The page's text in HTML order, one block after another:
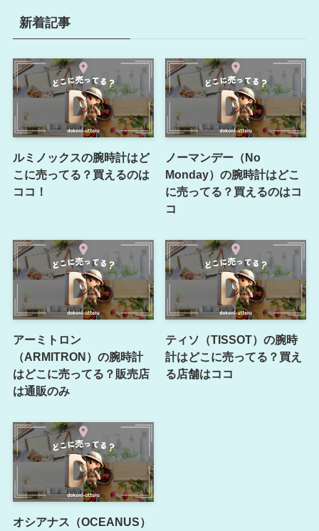
新着記事
ルミノックスの腕時計はど
こに売ってる？買えるのは
ココ！
ノーマンデー（No
Monday）の腕時計はどこ
に売ってる？買えるのはコ
コ
アーミトロン
（ARMITRON）の腕時計
はどこに売ってる？販売店
は通販のみ
ティソ（TISSOT）の腕時
計はどこに売ってる？買え
る店舗はココ
オシアナス（OCEANUS）